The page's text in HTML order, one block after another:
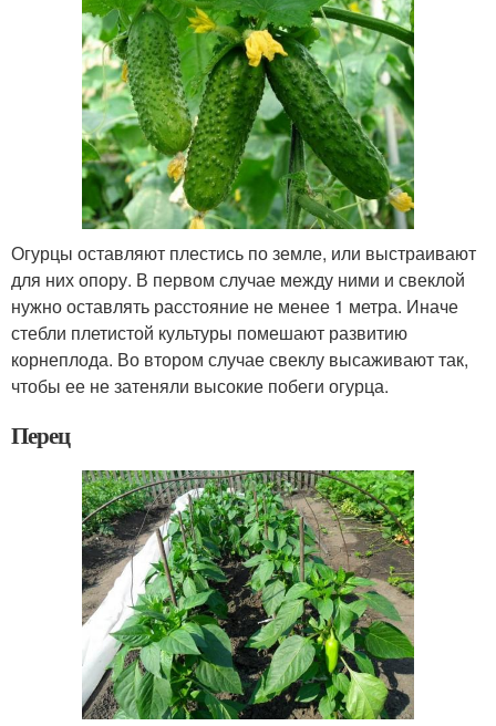
Огурцы оставляют плестись по земле, или выстраивают
для них опору. В первом случае между ними и свеклой
нужно оставлять расстояние не менее 1 метра. Иначе
стебли плетистой культуры помешают развитию
корнеплода. Во втором случае свеклу высаживают так,
чтобы ее не затеняли высокие побеги огурца.
Перец